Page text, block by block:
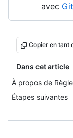
avec
Copier en tant
Dans cet article
À propos de
Étapes suivantes